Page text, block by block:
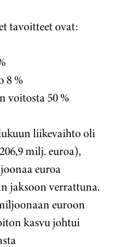
tavoitteet ovat:
8 %
voitosta 50 %
liikevaihto oli
milj. euroa),
euroa
jaksoon verrattuna.
euroon
kasvu johtui